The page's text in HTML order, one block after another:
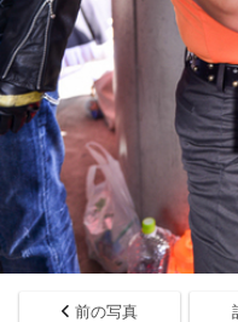
前の写真